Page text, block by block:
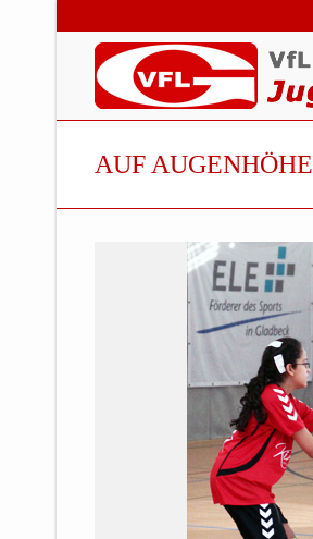
AUF AUGENHÖHE